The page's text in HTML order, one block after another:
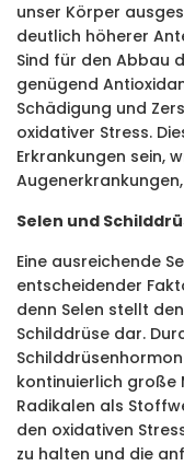
unser Körper
deutlich höherer
Sind für den Abbau
genügend
Schädigung und
oxidativer Stress.
Erkrankungen sein,
Selen und
Eine ausreichende
entscheidender
denn Selen stellt
Schilddrüse dar.
kontinuierlich große
Radikalen als
den oxidativen
zu halten und die